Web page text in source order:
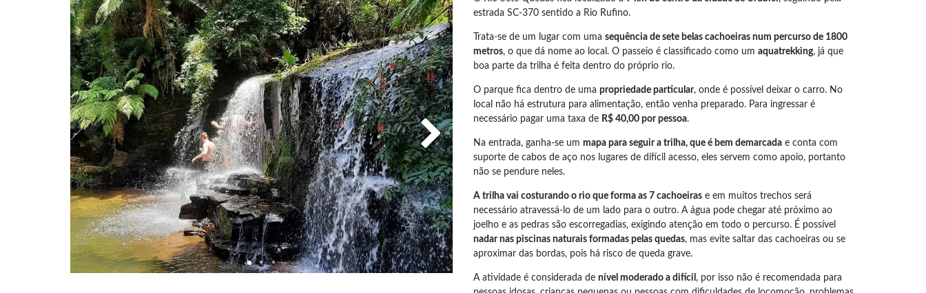
estrada SC-370 sentido a Rio Rufino.
Trata-se de um lugar com uma sequência de sete belas cachoeiras num percurso de 1800
metros, o que dá nome ao local. O passeio é classificado como um aquatrekking, já que
boa parte da trilha é feita dentro do próprio rio.
O parque fica dentro de uma propriedade particular, onde é possível deixar o carro. No
local não há estrutura para alimentação, então venha preparado. Para ingressar é
necessário pagar uma taxa de R$ 40,00 por pessoa.
Na entrada, ganha-se um mapa para seguir a trilha, que é bem demarcada e conta com
suporte de cabos de aço nos lugares de difícil acesso, eles servem como apoio, portanto
não se pendure neles.
A trilha vai costurando o rio que forma as 7 cachoeiras e em muitos trechos será
necessário atravessá-lo de um lado para o outro. A água pode chegar até próximo ao
joelho e as pedras são escorregadias, exigindo atenção em todo o percurso. É possível
nadar nas piscinas naturais formadas pelas quedas, mas evite saltar das cachoeiras ou se
aproximar das bordas, pois há risco de queda grave.
A atividade é considerada de nível moderado a difícil , por isso não é recomendada para